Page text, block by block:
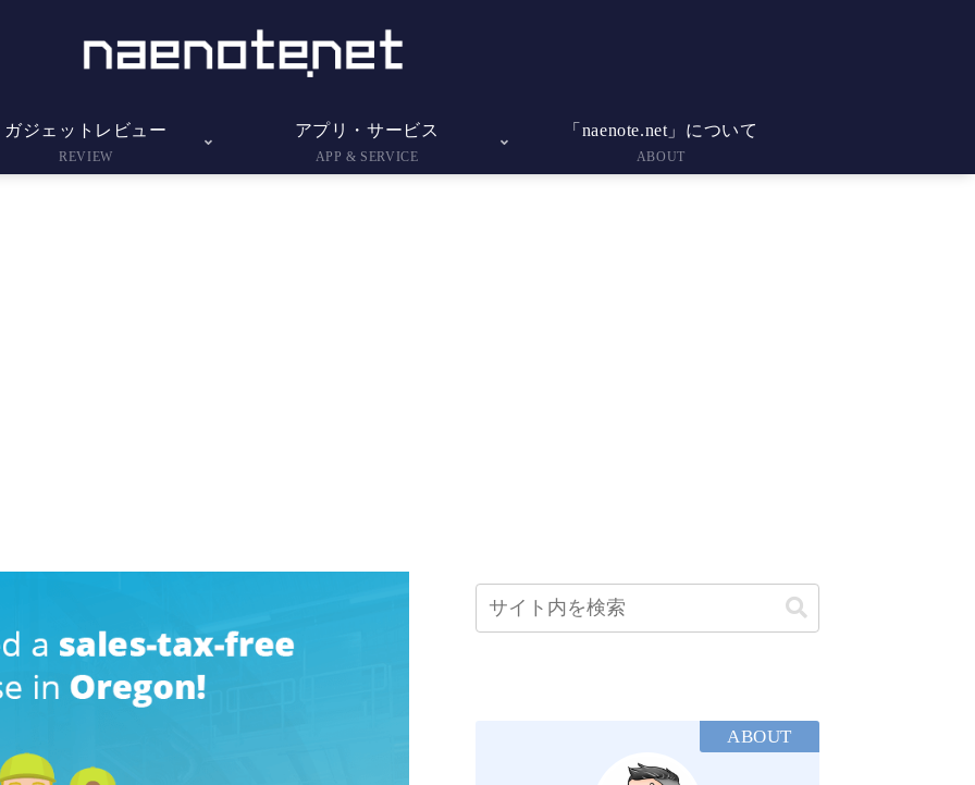
ガジェットレビュー
REVIEW
アプリ・サービス
APP & SERVICE
「naenote.net」について
ABOUT
ABOUT